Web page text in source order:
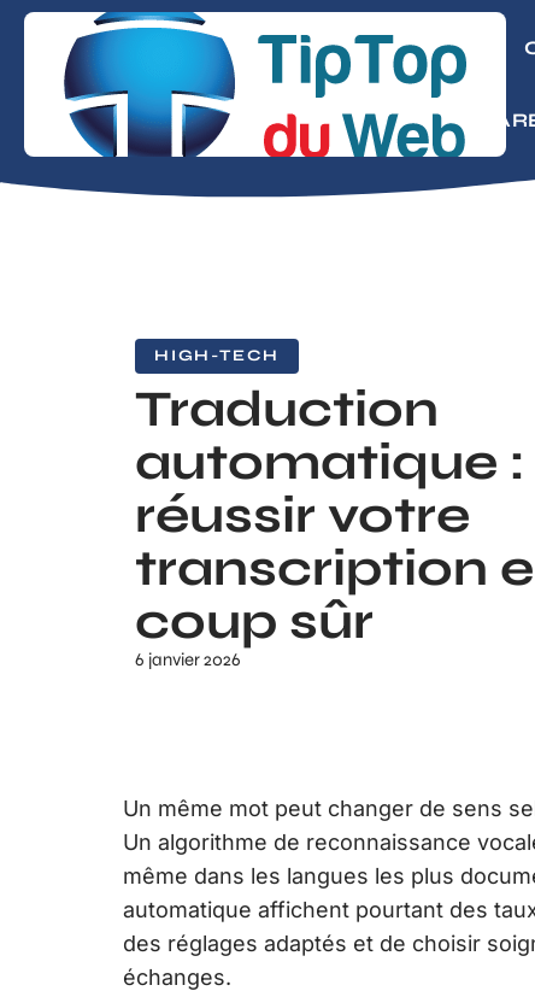
CONSEILS
MODE
HIGH-TECH
Traduction
automatique :
réussir votre
transcription
coup sûr
6 janvier 2026
Un même mot peut changer de sens
Un algorithme de reconnaissance
même dans les langues les plus
automatique affichent pourtant des
des réglages adaptés et de choisir
échanges.